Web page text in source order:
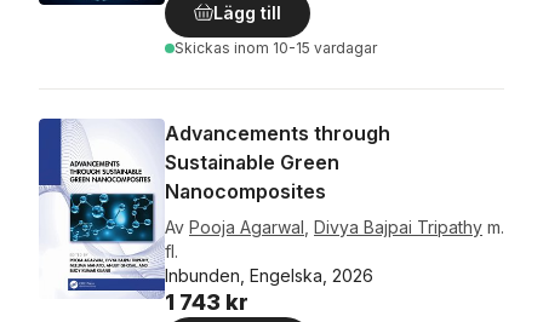
Lägg till
Skickas inom 10-15 vardagar
Advancements through
Sustainable Green
Nanocomposites
Av Pooja Agarwal Divya Bajpai Tripathy m.
fl.
Inbunden, Engelska, 2026
1 743 kr